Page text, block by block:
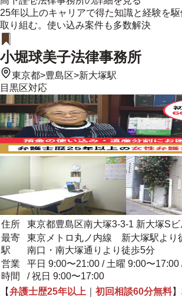
25年以上のキャリアで得た知識と経験を
取り組む。使い込み案件も多数解決
小堀球美子法律事務所
東京都>豊島区>新大塚駅
目黒区対応
住所
東京都豊島区南大塚3-3-1 新大塚S
最寄
駅
東京メトロ丸ノ内線 新大塚駅より
南口・南大塚通りより徒歩5分
営業
時間
平日 9:00〜21:00 / 土曜 9:00〜
/ 祝日 9:00〜17:00
【弁護士歴25年以上 初回相談60分無料